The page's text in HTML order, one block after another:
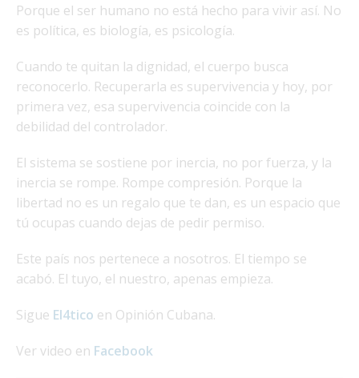
Porque el ser humano no está hecho para vivir así. No
es política, es biología, es psicología.
Cuando te quitan la dignidad, el cuerpo busca
reconocerlo. Recuperarla es supervivencia y hoy, por
primera vez, esa supervivencia coincide con la
debilidad del controlador.
El sistema se sostiene por inercia, no por fuerza, y la
inercia se rompe. Rompe compresión. Porque la
libertad no es un regalo que te dan, es un espacio que
tú ocupas cuando dejas de pedir permiso.
Este país nos pertenece a nosotros. El tiempo se
acabó. El tuyo, el nuestro, apenas empieza.
Sigue El4tico en Opinión Cubana.
Ver video en Facebook